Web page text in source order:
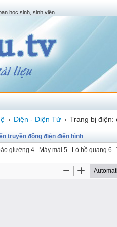
học sinh, sinh viên
› Điện - Điện Tử › Trang bị điện:
truyền động điện điển hình
giường 4 . Máy mài 5 . Lò hồ quang 6 .